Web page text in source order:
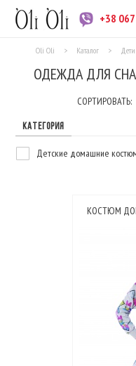
+38
Oli Oli > Каталог > Дети
ОДЕЖДА ДЛЯ
СОРТИРОВАТЬ:
КАТЕГОРИЯ
Детские домашние
КОСТЮМ